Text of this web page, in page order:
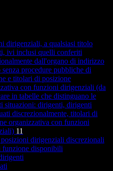
dirigenziali, a qualsiasi titolo
ivi inclusi quelli conferiti
dall'organo di indirizzo
procedure pubbliche di
e titolari di posizione
con funzioni dirigenziali (da
in tabelle che distinguano le
situazioni: dirigenti, dirigenti
discrezionalmente, titolari di
organizzativa con funzioni
11
dirigenziali discrezionali
funzione disponibili